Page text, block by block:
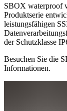
SBOX waterproof
Produktserie
leistungsfähigen
der Schutzklasse
Besuchen Sie die
Informationen.